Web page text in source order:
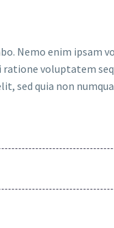
Nemo enim ipsam
voluptatem
sed quia non